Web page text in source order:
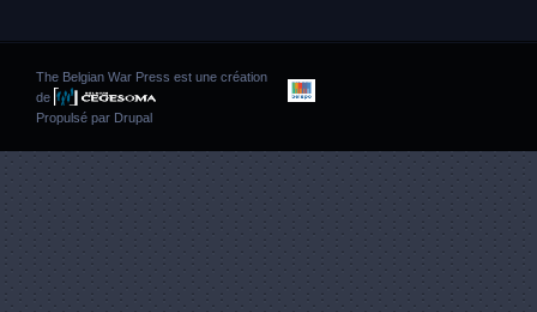
The Belgian War Press est une création
de
Propulsé par Drupal